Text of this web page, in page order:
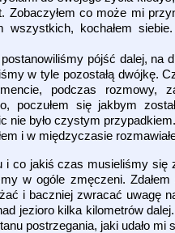
co może mi
wszystkich, kochałem
pójść dalej,
w tyle pozostałą dwójkę.
podczas rozmowy,
poczułem się jakbym
nie było czystym
i w międzyczasie
co jakiś czas musieliśmy się
w ogóle zmęczeni.
i baczniej zwracać
jezioro kilka kilometrów
postrzegania, jaki udało mi